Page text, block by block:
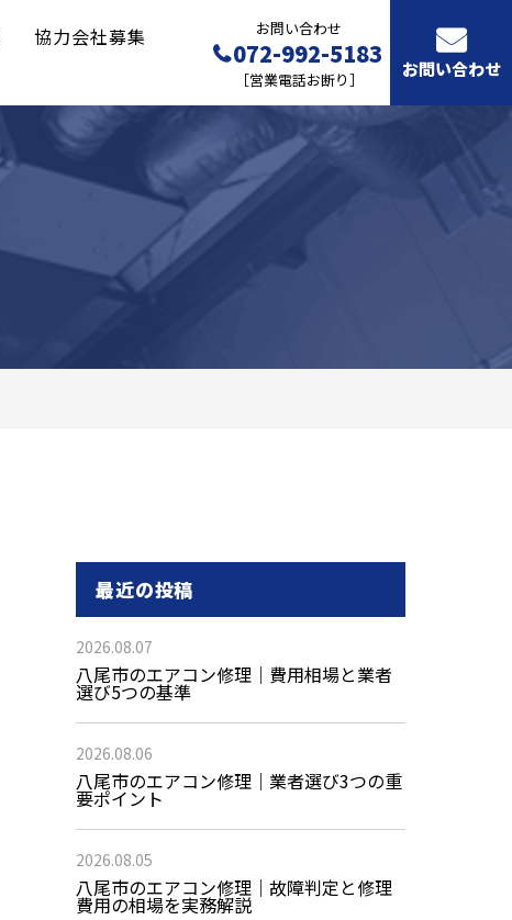
協力会社募集
お問い合わせ
072-992-5183
［営業電話お断り］ お問い合わせ
最近の投稿
2026.08.07
八尾市のエアコン修理｜費用相場と業者
選び5つの基準
2026.08.06
八尾市のエアコン修理｜業者選び3つの重
要ポイント
2026.08.05
八尾市のエアコン修理｜故障判定と修理
費用の相場を実務解説